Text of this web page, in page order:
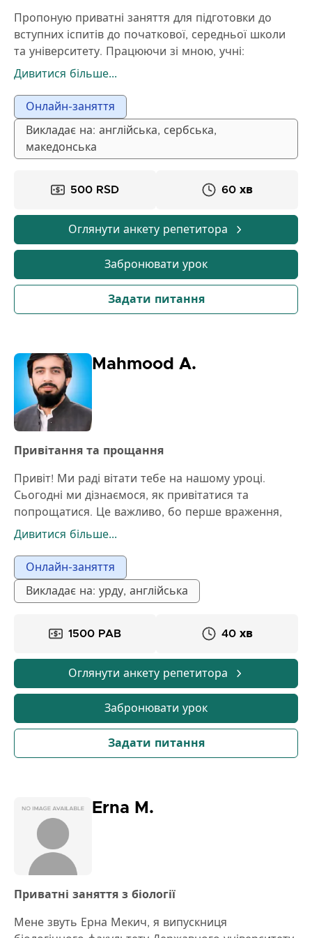
Пропоную приватні заняття для підготовки до
вступних іспитів до початкової, середньої школи
та університету. Працюючи зі мною, учні:
🔹 Розвивають глибше розуміння біології, а не
🔹 Навчаються зв'язувати поняття і логічно
мислити
🔹 Отримують впевненість для тестів, усних
іспитів та вступних іспитів
кожного заняття
візуальними поясненнями (презентації, діаграми,
зображення)
Дивитися більше...
Онлайн-заняття
Викладає на: англійська, сербська,
македонська
500 RSD 60 хв
Оглянути анкету репетитора
Забронювати урок
Задати питання
Mahmood A.
Привітання та прощання
Привіт! Ми раді вітати тебе на нашому уроці.
Сьогодні ми дізнаємося, як привітатися та
попрощатися. Це важливо, бо перше враження,
яке ти справляєш, залежить від того, як ти
класти руки та говорити «до побачення» різними
мовами.
Дивитися більше...
Онлайн-заняття
Викладає на: урду, англійська
1500 PAB 40 хв
Оглянути анкету репетитора
Забронювати урок
Задати питання
Erna M.
Приватні заняття з біології
Мене звуть Ерна Мекич, я випускниця